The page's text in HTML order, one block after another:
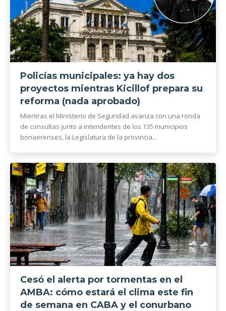
Policías municipales: ya hay dos
proyectos mientras Kicillof prepara su
reforma (nada aprobado)
Mientras el Ministerio de Seguridad avanza con una ronda
de consultas junto a intendentes de los 135 municipios
bonaerenses, la Legislatura de la provincia...
Cesó el alerta por tormentas en el
AMBA: cómo estará el clima este fin
de semana en CABA y el conurbano